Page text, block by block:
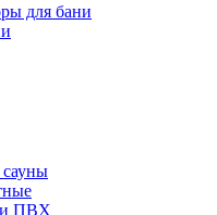
для бани
ПВХ